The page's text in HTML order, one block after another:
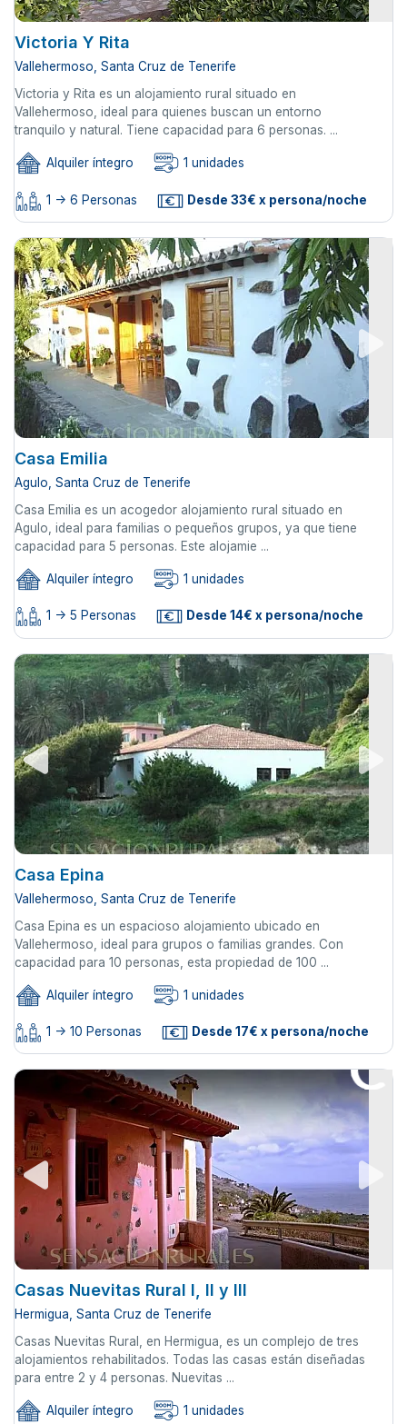
Victoria Y Rita
Vallehermoso, Santa Cruz de Tenerife
Victoria y Rita es un alojamiento rural situado en
Vallehermoso, ideal para quienes buscan un entorno
tranquilo y natural. Tiene capacidad para 6 personas. ...
Alquiler íntegro 1 unidades
1 -> 6 Personas Desde 33€ x persona/noche
Casa Emilia
Agulo, Santa Cruz de Tenerife
Casa Emilia es un acogedor alojamiento rural situado en
Agulo, ideal para familias o pequeños grupos, ya que tiene
capacidad para 5 personas. Este alojamie ...
Alquiler íntegro 1 unidades
1 -> 5 Personas Desde 14€ x persona/noche
Casa Epina
Vallehermoso, Santa Cruz de Tenerife
Casa Epina es un espacioso alojamiento ubicado en
Vallehermoso, ideal para grupos o familias grandes. Con
capacidad para 10 personas, esta propiedad de 100 ...
Alquiler íntegro 1 unidades
1 -> 10 Personas Desde 17€ x persona/noche
Casas Nuevitas Rural I, II y III
Hermigua, Santa Cruz de Tenerife
Casas Nuevitas Rural, en Hermigua, es un complejo de tres
alojamientos rehabilitados. Todas las casas están diseñadas
para entre 2 y 4 personas. Nuevitas ...
Alquiler íntegro 1 unidades